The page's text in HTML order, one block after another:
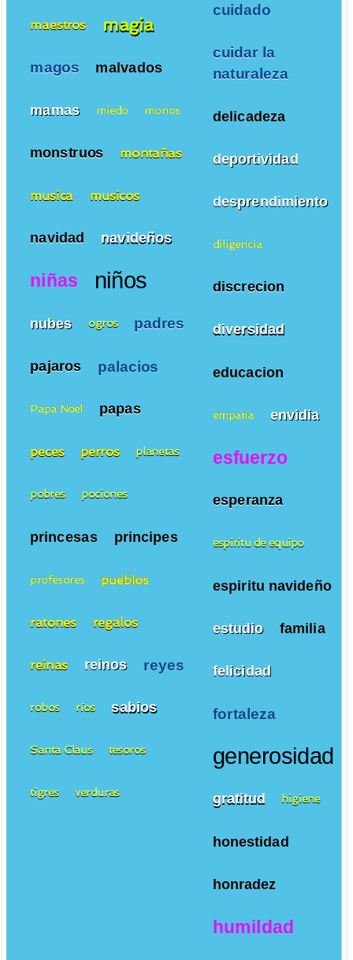
cuidado
cuidar la
naturaleza
delicadeza
deportividad
desprendimiento
diligencia
discrecion
diversidad
educacion
empatía envidia
esfuerzo
esperanza
espiritu de equipo
espiritu navideño
estudio familia
felicidad
fortaleza
generosidad
gratitud higiene
honestidad
honradez
humildad
maestros magia
magos malvados
mamas miedo monos
monstruos montañas
musica musicos
navidad navideños
niñas niños
nubes ogros padres
pajaros palacios
Papa Noel papas
peces perros planetas
pobres pociones
princesas principes
profesores pueblos
ratones regalos
reinas reinos reyes
robos ríos sabios
Santa Claus tesoros
tigres verduras